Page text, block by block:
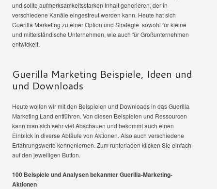
und sollte aufmerksamkeitsstarken Inhalt generieren, der in
verschiedene Kanäle eingestreut werden kann. Heute hat sich
Guerilla Marketing zu einer Option und Strategie sowohl für kleine
und mittelständische Unternehmen, wie auch für Großunternehmen
entwickelt.
Guerilla Marketing Beispiele, Ideen und
und Downloads
Heute wollen wir mit den Beispielen und Downloads in das Guerilla
Marketing Land entführen. Von diesen Beispielen und Ressourcen
kann man sich sehr viel Abschauen und bekommt auch einen
Einblick in diverse Abläufe von Aktionen. Also auch verschiedene
Erfahrungswerte kennenlernen. Zum runterladen klicken Sie einfach
auf den jeweiligen Button.
100 Beispiele und Analysen bekannter Guerilla-Marketing-
Aktionen